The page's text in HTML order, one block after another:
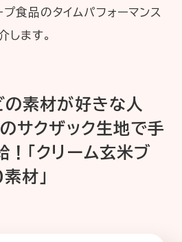
食品のタイムパフォーマンス
します。
の素材が好きな人
サクザック生地で手
！ 「クリーム玄米ブ
素材」